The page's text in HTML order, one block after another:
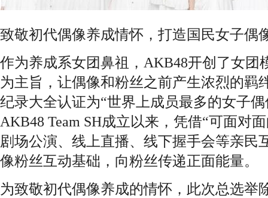
致敬初代偶像养成情怀，打造国民女子偶
作为养成系女团鼻祖，AKB48开创了女团
为主旨，让偶像和粉丝之前产生浓烈的羁
纪录大全认证为“世界上成员最多的女子
AKB48 Team SH成立以来，凭借“可面对
剧场公演、线上直播、线下握手会等亲民
像粉丝互动基础，向粉丝传递正面能量。
为致敬初代偶像养成的情怀，此次总选举